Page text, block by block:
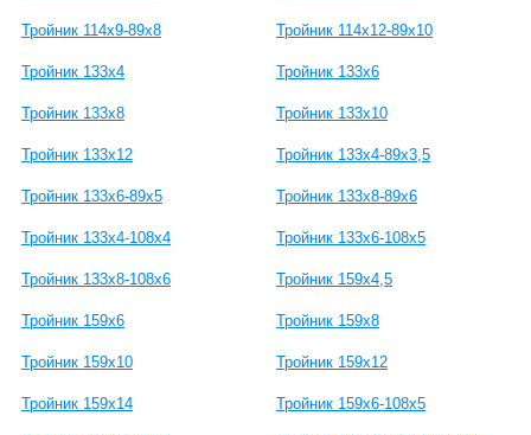
Тройник 114х9-89х8 Тройник 114х12-89х10
Тройник 133х4 Тройник 133х6
Тройник 133х8 Тройник 133х10
Тройник 133х12 Тройник 133х4-89х3,5
Тройник 133х6-89х5 Тройник 133х8-89х6
Тройник 133х4-108х4 Тройник 133х6-108х5
Тройник 133х8-108х6 Тройник 159х4,5
Тройник 159х6 Тройник 159х8
Тройник 159х10 Тройник 159х12
Тройник 159х14 Тройник 159х6-108х5